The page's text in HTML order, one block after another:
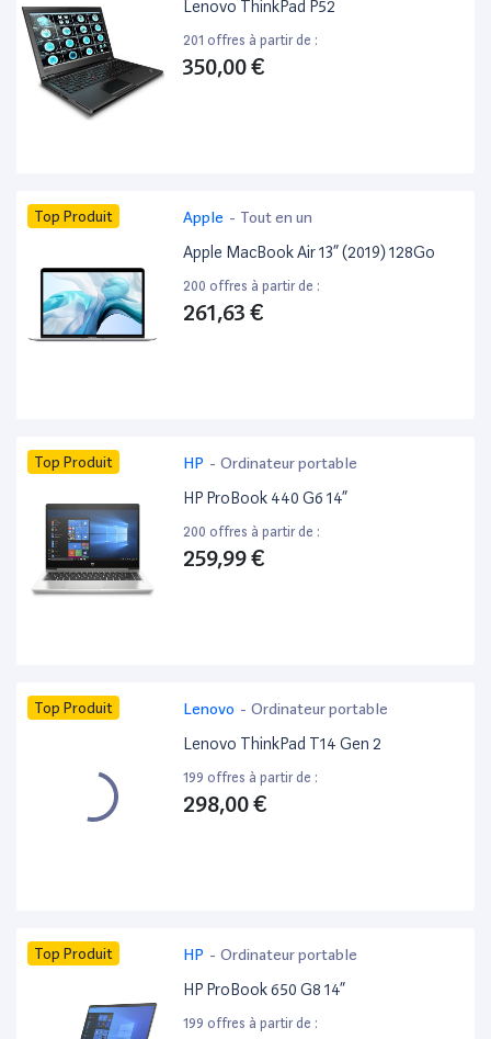
Lenovo ThinkPad P52
201 offres à partir de :
350,00 €
Top Produit Apple - Tout en un
Apple MacBook Air 13” (2019) 128Go
200 offres à partir de :
261,63 €
Top Produit HP - Ordinateur portable
HP ProBook 440 G6 14”
200 offres à partir de :
259,99 €
Top Produit Lenovo - Ordinateur portable
Lenovo ThinkPad T14 Gen 2
199 offres à partir de :
298,00 €
Top Produit HP - Ordinateur portable
HP ProBook 650 G8 14”
199 offres à partir de :